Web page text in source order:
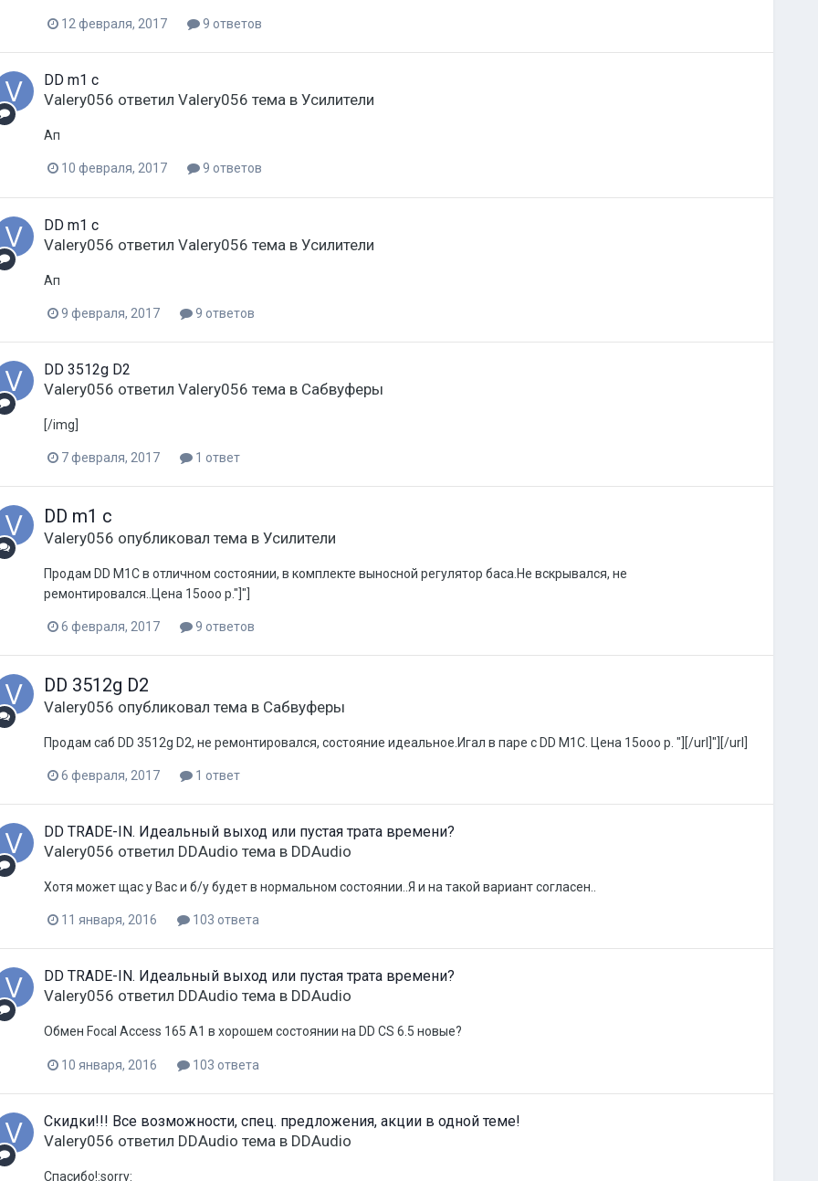
12 февраля, 2017 9 ответов
DD m1 c
Valery056 ответил Valery056 тема в Усилители
Ап
10 февраля, 2017 9 ответов
DD m1 c
Valery056 ответил Valery056 тема в Усилители
Ап
9 февраля, 2017 9 ответов
DD 3512g D2
Valery056 ответил Valery056 тема в Сабвуферы
[/img]
7 февраля, 2017 1 ответ
DD m1 c
Valery056 опубликовал тема в Усилители
Продам DD M1C в отличном состоянии, в комплекте выносной регулятор баса.Не вскрывался, не
ремонтировался..Цена 15ооо р."]"]
6 февраля, 2017 9 ответов
DD 3512g D2
Valery056 опубликовал тема в Сабвуферы
Продам саб DD 3512g D2, не ремонтировался, состояние идеальное.Игал в паре с DD M1C. Цена 15ооо р. "][/url]"][/url]
6 февраля, 2017 1 ответ
DD TRADE-IN. Идеальный выход или пустая трата времени?
Valery056 ответил DDAudio тема в DDAudio
Хотя может щас у Вас и б/у будет в нормальном состоянии..Я и на такой вариант согласен..
11 января, 2016 103 ответа
DD TRADE-IN. Идеальный выход или пустая трата времени?
Valery056 ответил DDAudio тема в DDAudio
Обмен Focal Access 165 A1 в хорошем состоянии на DD CS 6.5 новые?
10 января, 2016 103 ответа
Скидки!!! Все возможности, спец. предложения, акции в одной теме!
Valery056 ответил DDAudio тема в DDAudio
Спасибо!:sorry: